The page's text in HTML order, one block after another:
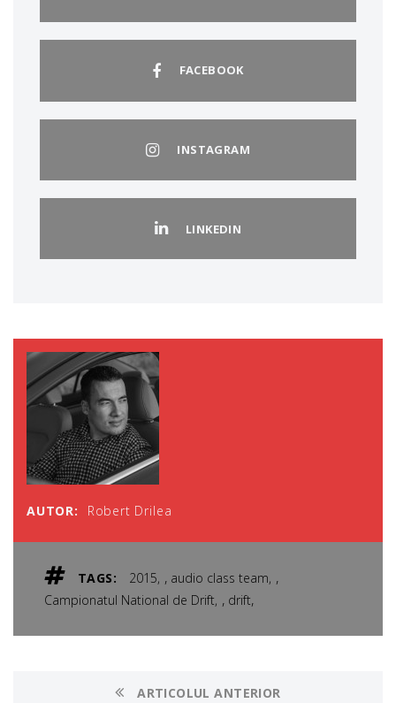
FACEBOOK
INSTAGRAM
LINKEDIN
AUTOR: Robert Drilea
TAGS: 2015 , audio class team ,
Campionatul National de Drift , drift,
ARTICOLUL ANTERIOR